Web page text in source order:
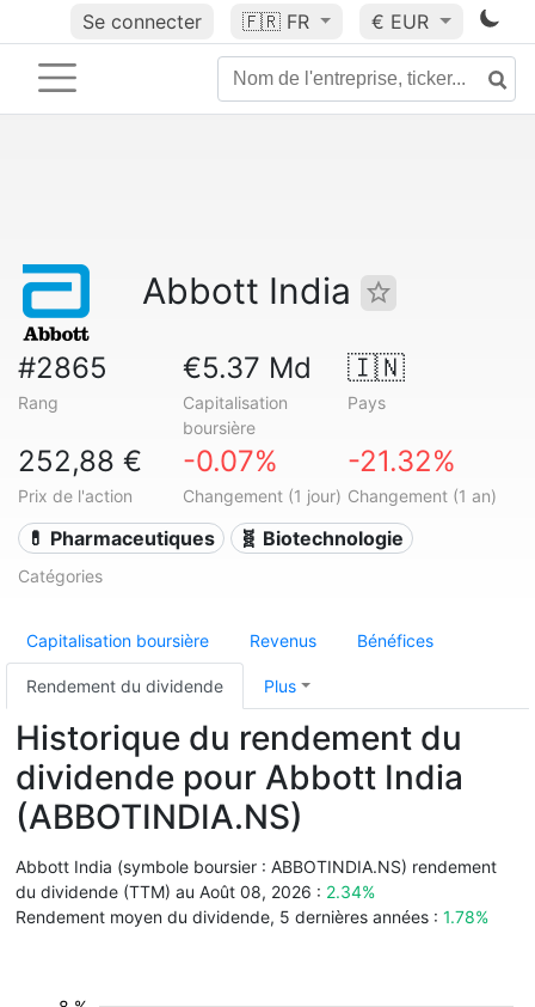
Se connecter 🇫🇷 FR € EUR
Abbott India
#2865
Rang
€5.37 Md
Capitalisation
boursière
🇮🇳
Pays
252,88 €
Prix de l'action
-0.07%
Changement (1 jour)
-21.32%
Changement (1 an)
💊 Pharmaceutiques 🧬 Biotechnologie
Catégories
Capitalisation boursière Revenus Bénéfices
Rendement du dividende Plus
Historique du rendement du
dividende pour Abbott India
(ABBOTINDIA.NS)
Abbott India (symbole boursier : ABBOTINDIA.NS) rendement
du dividende (TTM) au Août 08, 2026 : 2.34%
Rendement moyen du dividende, 5 dernières années : 1.78%